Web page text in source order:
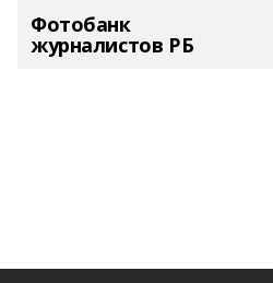
Фотобанк
журналистов РБ